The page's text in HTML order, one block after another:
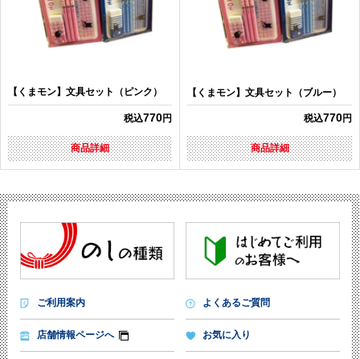
【くまモン】文具セット（ピンク）
税込770円
商品詳細
【くまモン】文具セット（ブルー）
税込770円
商品詳細
ご利用案内 よくあるご質問
店舗情報ページへ お気に入り